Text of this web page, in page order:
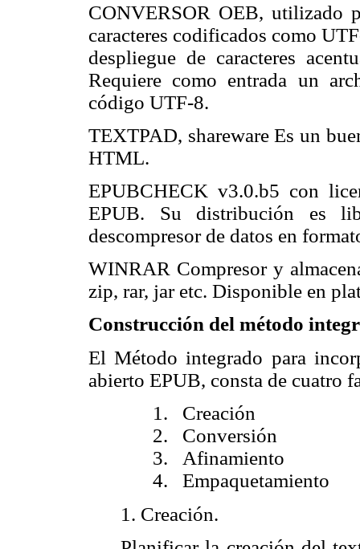
CONVERSOR OEB, utilizado
caracteres codificados como
despliegue de caracteres
Requiere como entrada un
código UTF-8.
TEXTPAD, shareware Es un
HTML.
EPUBCHECK v3.0.b5 con
EPUB. Su distribución es
descompresor de datos en
WINRAR Compresor y
zip, rar, jar etc. Disponible en
Construcción del método
El Método integrado para
abierto EPUB, consta de cuatro
1. Creación
2. Conversión
3. Afinamiento
4. Empaquetamiento
1. Creación.